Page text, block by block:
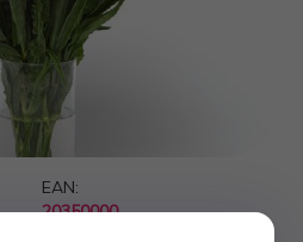
EAN:
20350000